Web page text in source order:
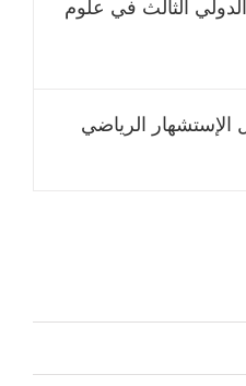
الثالث في علوم
الرياضي